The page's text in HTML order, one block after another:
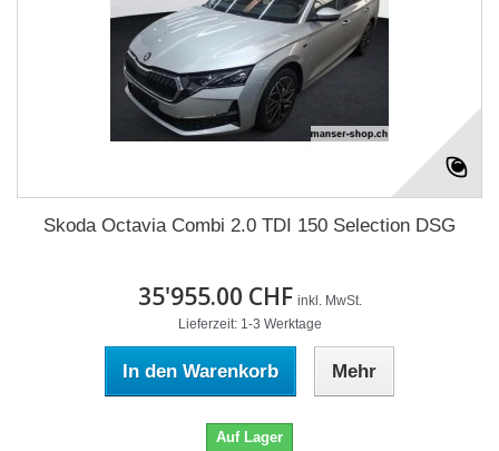
Skoda Octavia Combi 2.0 TDI 150 Selection DSG
35'955.00 CHF inkl. MwSt.
Lieferzeit: 1-3 Werktage
In den Warenkorb Mehr
Auf Lager